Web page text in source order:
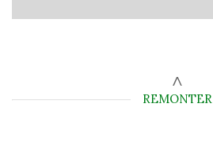
REMONTER